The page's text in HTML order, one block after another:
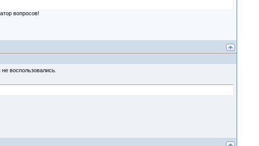
вопросов!
воспользовались.